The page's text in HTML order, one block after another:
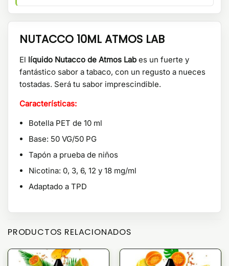
NUTACCO 10ML ATMOS LAB
El líquido Nutacco de Atmos Lab es un fuerte y
fantástico sabor a tabaco, con un regusto a nueces
tostadas. Será tu sabor imprescindible.
Características:
Botella PET de 10 ml
Base: 50 VG/50 PG
Tapón a prueba de niños
Nicotina: 0, 3, 6, 12 y 18 mg/ml
Adaptado a TPD
PRODUCTOS RELACIONADOS